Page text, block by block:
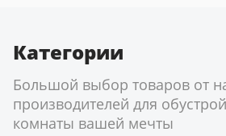
Категории
Большой выбор товаров от
производителей для
комнаты вашей мечты